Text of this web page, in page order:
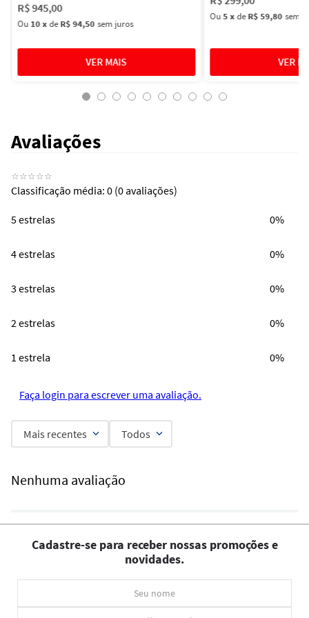
R$945,00
Ou 10xdeR$ 94,50 sem juros
Ou5xdeR$ 59,80 sem
Avaliações
☆☆☆☆☆
Classificação média: 0 (0 avaliações)
5 estrelas 0%
4 estrelas 0%
3 estrelas 0%
2 estrelas 0%
1 estrela 0%
Faça login para escrever uma avaliação.
Mais recentes Todos
Nenhuma avaliação
Cadastre-se para receber nossas promoções e
novidades.